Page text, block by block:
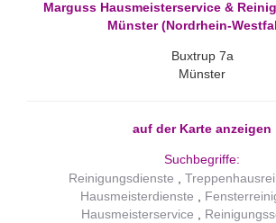
Marguss Hausmeisterservice &
Münster (Nordrhein-
Buxtrup 7a
Münster
auf der Karte anzeigen
Suchbegriffe:
Reinigungsdienste
Hausmeisterdienste
Hausmeisterservice